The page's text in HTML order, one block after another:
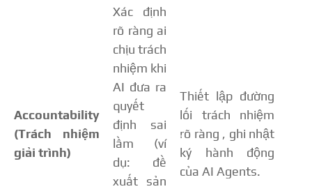
Accountability
(Trách nhiệm
giải trình)
Xác định
rõ ràng ai
chịu trách
nhiệm khi
AI đưa ra
quyết
định sai
lầm (ví
dụ: đề
xuất sản
Thiết lập đường
lối trách nhiệm
rõ ràng , ghi nhật
ký hành động
của AI Agents.